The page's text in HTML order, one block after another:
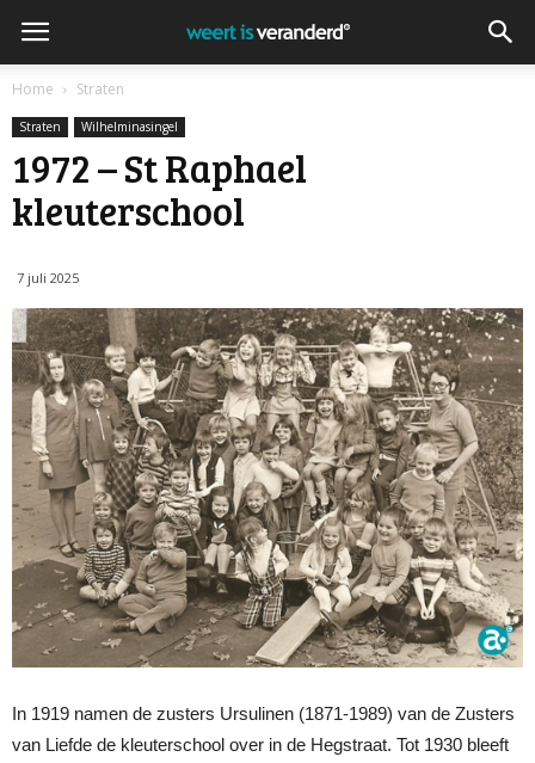
Home Straten
Straten Wilhelminasingel
1972 – St Raphael
kleuterschool
7 juli 2025
In 1919 namen de zusters Ursulinen (1871-1989) van de Zusters
van Liefde de kleuterschool over in de Hegstraat. Tot 1930 bleeft